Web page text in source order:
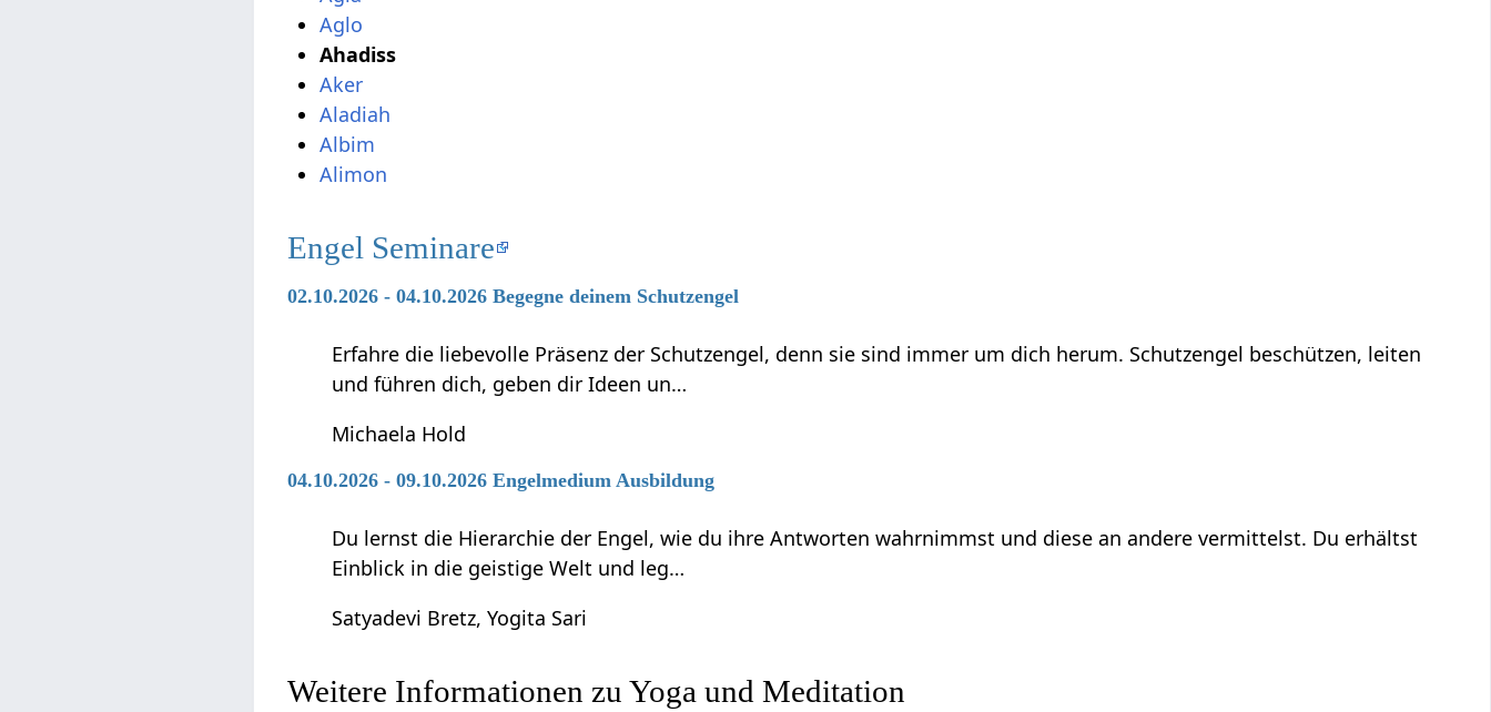
Aglo
Ahadiss
Aker
Aladiah
Albim
Alimon
Engel Seminare
02.10.2026 - 04.10.2026 Begegne deinem Schutzengel
Erfahre die liebevolle Präsenz der Schutzengel, denn sie sind immer um dich herum. Schutzengel beschützen, leiten
und führen dich, geben dir Ideen un…
Michaela Hold
04.10.2026 - 09.10.2026 Engelmedium Ausbildung
Du lernst die Hierarchie der Engel, wie du ihre Antworten wahrnimmst und diese an andere vermittelst. Du erhältst
Einblick in die geistige Welt und leg…
Satyadevi Bretz, Yogita Sari
Weitere Informationen zu Yoga und Meditation